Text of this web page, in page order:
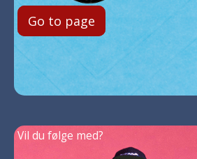
Go to page
Vil du følge med?